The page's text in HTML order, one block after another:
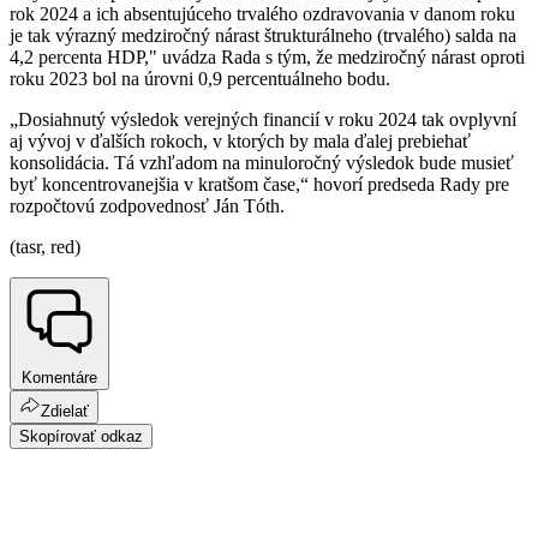
rok 2024 a ich absentujúceho trvalého ozdravovania v danom roku
je tak výrazný medziročný nárast štrukturálneho (trvalého) salda na
4,2 percenta HDP," uvádza Rada s tým, že medziročný nárast oproti
roku 2023 bol na úrovni 0,9 percentuálneho bodu.
„Dosiahnutý výsledok verejných financií v roku 2024 tak ovplyvní
aj vývoj v ďalších rokoch, v ktorých by mala ďalej prebiehať
konsolidácia. Tá vzhľadom na minuloročný výsledok bude musieť
byť koncentrovanejšia v kratšom čase,“ hovorí predseda Rady pre
rozpočtovú zodpovednosť Ján Tóth.
(tasr, red)
Komentáre
Zdielať
Skopírovať odkaz